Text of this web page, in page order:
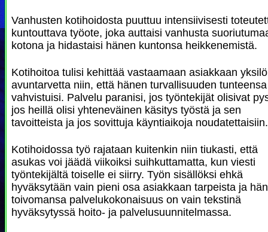
Vanhusten kotihoidosta puuttuu intensiivisesti
kuntouttava työote, joka auttaisi vanhusta
kotona ja hidastaisi hänen kuntonsa heikkenemistä.
Kotihoitoa tulisi kehittää vastaamaan asiakkaan
avuntarvetta niin, että hänen turvallisuuden tunteensa
vahvistuisi. Palvelu paranisi, jos työntekijät olisivat
jos heillä olisi yhteneväinen käsitys työstä ja sen
tavoitteista ja jos sovittuja käyntiaikoja noudatettaisiin.
Kotihoidossa työ rajataan kuitenkin niin tiukasti, että
asukas voi jäädä viikoiksi suihkuttamatta, kun viesti
työntekijältä toiselle ei siirry. Työn sisällöksi ehkä
hyväksytään vain pieni osa asiakkaan tarpeista ja
toivomansa palvelukokonaisuus on vain tekstinä
hyväksytyssä hoito- ja palvelusuunnitelmassa.